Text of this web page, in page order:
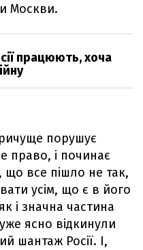
Москви.
працюють, хоча
порушує
право, і починає
що все пішло не так,
усім, що є в його
і значна частина
ясно відкинули
шантаж Росії. І,